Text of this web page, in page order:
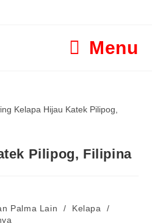
Menu
Pilipog, Filipina
Palma Lain / Kelapa
/